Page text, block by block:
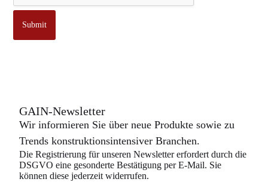
s
Submit
GAIN-Newsletter
Wir informieren Sie über neue Produkte sowie zu
Trends konstruktionsintensiver Branchen.
Die Registrierung für unseren Newsletter erfordert durch die
DSGVO eine gesonderte Bestätigung per E-Mail. Sie
können diese jederzeit widerrufen.